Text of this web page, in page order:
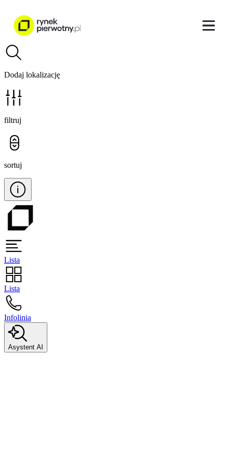
Dodaj lokalizację
filtruj
sortuj
Lista
Lista
Infolinia
Asystent AI